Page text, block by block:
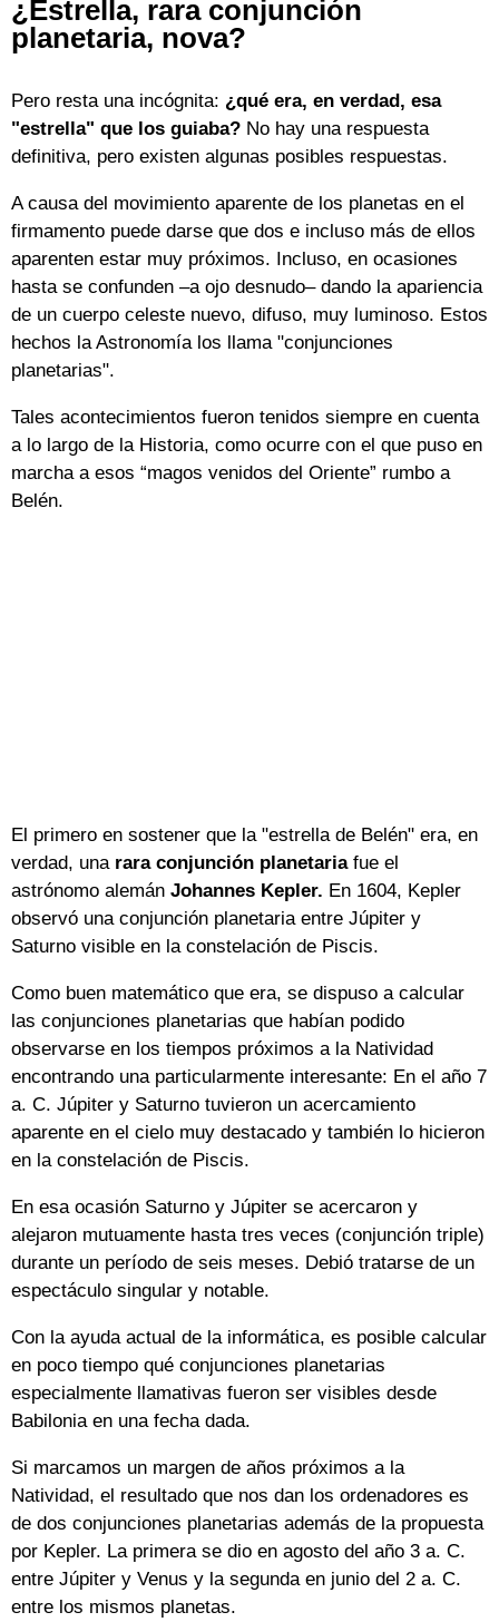
¿Estrella, rara conjunción
planetaria, nova?
Pero resta una incógnita: ¿qué era, en verdad, esa
"estrella" que los guiaba? No hay una respuesta
definitiva, pero existen algunas posibles respuestas.
A causa del movimiento aparente de los planetas en el
firmamento puede darse que dos e incluso más de ellos
aparenten estar muy próximos. Incluso, en ocasiones
hasta se confunden –a ojo desnudo– dando la apariencia
de un cuerpo celeste nuevo, difuso, muy luminoso. Estos
hechos la Astronomía los llama "conjunciones
planetarias".
Tales acontecimientos fueron tenidos siempre en cuenta
a lo largo de la Historia, como ocurre con el que puso en
marcha a esos “magos venidos del Oriente” rumbo a
Belén.
El primero en sostener que la "estrella de Belén" era, en
verdad, una rara conjunción planetariafue el
astrónomo alemán Johannes Kepler. En 1604, Kepler
observó una conjunción planetaria entre Júpiter y
Saturno visible en la constelación de Piscis.
Como buen matemático que era, se dispuso a calcular
las conjunciones planetarias que habían podido
observarse en los tiempos próximos a la Natividad
encontrando una particularmente interesante: En el año 7
a. C. Júpiter y Saturno tuvieron un acercamiento
aparente en el cielo muy destacado y también lo hicieron
en la constelación de Piscis.
En esa ocasión Saturno y Júpiter se acercaron y
alejaron mutuamente hasta tres veces (conjunción triple)
durante un período de seis meses. Debió tratarse de un
espectáculo singular y notable.
Con la ayuda actual de la informática, es posible calcular
en poco tiempo qué conjunciones planetarias
especialmente llamativas fueron ser visibles desde
Babilonia en una fecha dada.
Si marcamos un margen de años próximos a la
Natividad, el resultado que nos dan los ordenadores es
de dos conjunciones planetarias además de la propuesta
por Kepler. La primera se dio en agosto del año 3 a. C.
entre Júpiter y Venus y la segunda en junio del 2 a. C.
entre los mismos planetas.